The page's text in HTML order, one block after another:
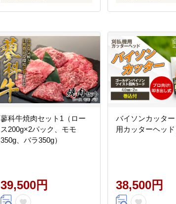
蓼科牛焼肉セット1（ロー
ス200g×2パック、モモ
350g、バラ350g）
39,500円
バイソンカッタ
用カッターヘッド
38,500円